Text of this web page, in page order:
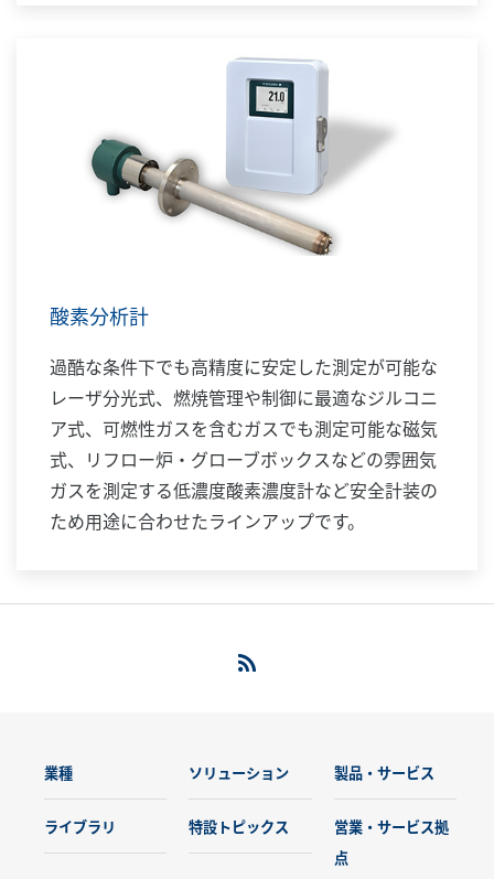
酸素分析計
過酷な条件下でも高精度に安定した測定が可能な
レーザ分光式、燃焼管理や制御に最適なジルコニ
ア式、可燃性ガスを含むガスでも測定可能な磁気
式、リフロー炉・グローブボックスなどの雰囲気
ガスを測定する低濃度酸素濃度計など安全計装の
ため用途に合わせたラインアップです。
業種 ソリューション 製品・サービス
ライブラリ 特設トピックス
営業・サービス拠
点